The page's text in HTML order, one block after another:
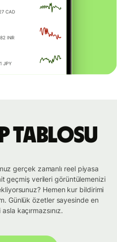
tablosu
gerçek zamanlı reel piyasa
geçmiş verileri görüntülemenizi
Hemen kur bildirimi
Günlük özetler sayesinde en
kaçırmazsınız.